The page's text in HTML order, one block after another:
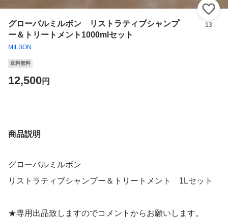
グローバルミルボン リストラティブシャンプ
ー＆トリートメント1000mlセット
MILBON
13
送料無料
12,500円
商品説明
グローバルミルボン
リストラティブシャンプー＆トリートメント 1Lセット
★専用出品致しますのでコメントからお願いします。